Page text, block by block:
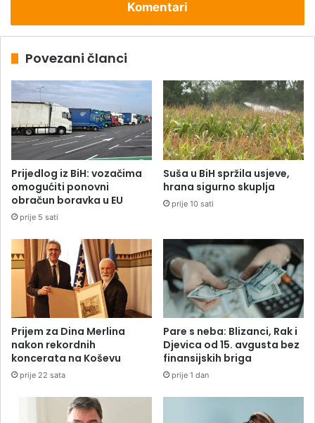
Komentari
Povezani članci
Prijedlog iz BiH: vozačima
omogućiti ponovni
obračun boravka u EU
prije 5 sati
Suša u BiH spržila usjeve,
hrana sigurno skuplja
prije 10 sati
Prijem za Dina Merlina
nakon rekordnih
koncerata na Koševu
prije 22 sata
Pare s neba: Blizanci, Rak i
Djevica od 15. avgusta bez
finansijskih briga
prije 1 dan